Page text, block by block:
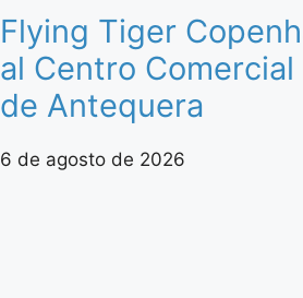
Flying Tiger
al Centro Comercial
de Antequera
6 de agosto de 2026